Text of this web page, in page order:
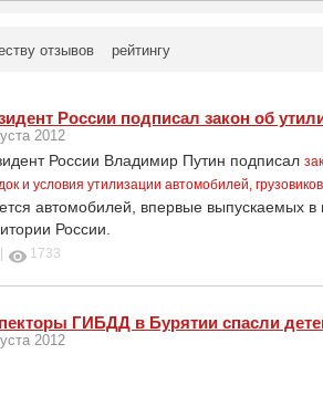
отзывов рейтингу
России подписал закон об
2012
России Владимир Путин подписал
и условия утилизации автомобилей,
автомобилей, впервые выпускаемых в
России.
1733
ГИБДД в Бурятии спасли
2012